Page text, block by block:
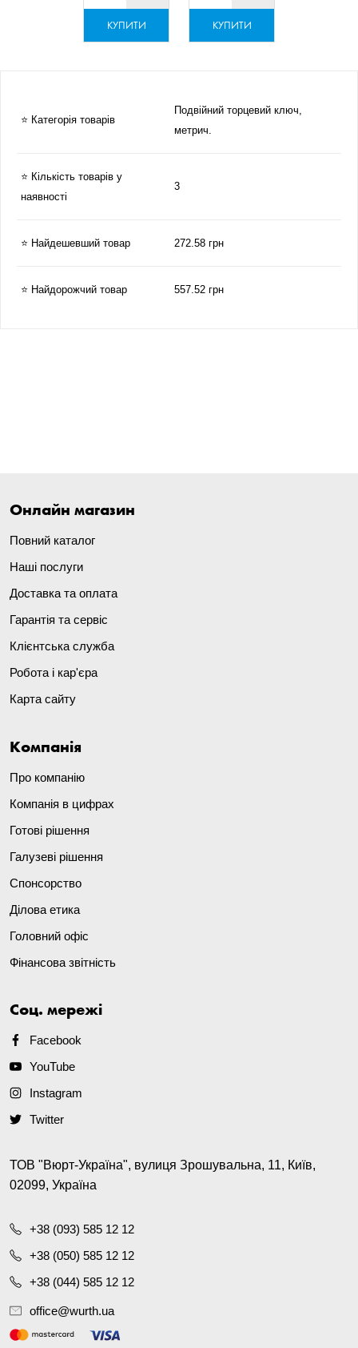
КУПИТИ КУПИТИ
⭐ Категорія товарів
Подвійний торцевий ключ,
метрич.
⭐ Кількість товарів у
наявності
3
⭐ Найдешевший товар 272.58 грн
⭐ Найдорожчий товар 557.52 грн
Онлайн магазин
Повний каталог
Наші послуги
Доставка та оплата
Гарантія та сервіс
Клієнтська служба
Робота і кар'єра
Карта сайту
Компанія
Про компанію
Компанія в цифрах
Готові рішення
Галузеві рішення
Спонсорство
Ділова етика
Головний офіс
Фінансова звітність
Соц. мережі
Facebook
YouTube
Instagram
Twitter
ТОВ "Вюрт-Україна", вулиця Зрошувальна, 11, Київ,
02099, Україна
+38 (093) 585 12 12
+38 (050) 585 12 12
+38 (044) 585 12 12
office@wurth.ua